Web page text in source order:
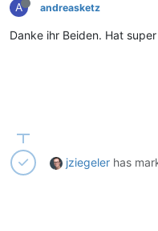
A andreasketz
Danke ihr Beiden. Hat
jziegeler has